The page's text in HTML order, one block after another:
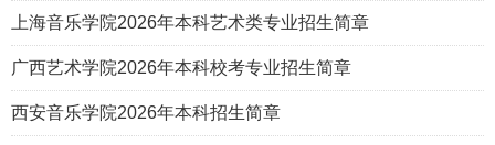
上海音乐学院2026年本科艺术类专业招生简章
广西艺术学院2026年本科校考专业招生简章
西安音乐学院2026年本科招生简章